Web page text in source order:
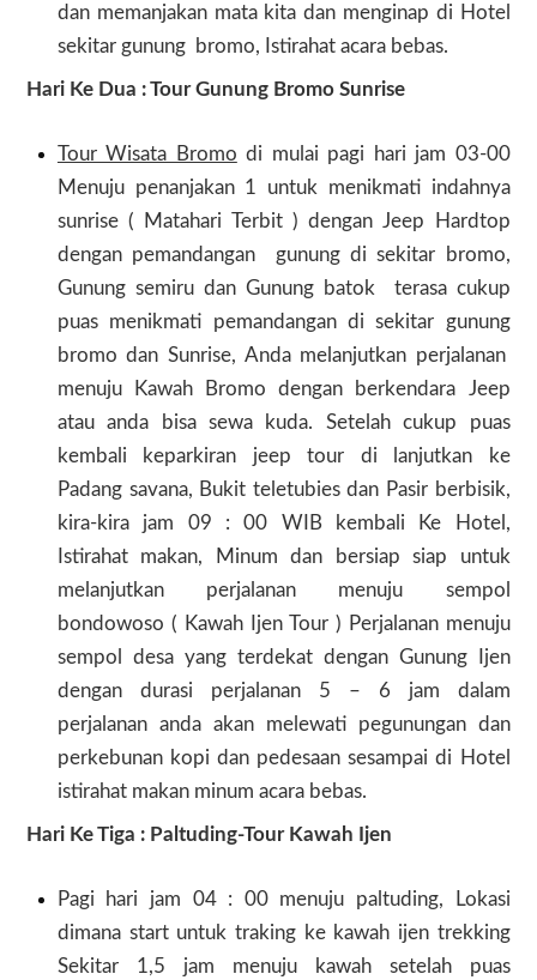
dan memanjakan mata kita dan menginap di Hotel
sekitar gunung bromo, Istirahat acara bebas.
Hari Ke Dua :Tour Gunung Bromo Sunrise
Tour Wisata Bromo di mulai pagi hari jam 03-00
Menuju penanjakan 1 untuk menikmati indahnya
sunrise ( Matahari Terbit ) dengan Jeep Hardtop
dengan pemandangan gunung di sekitar bromo,
Gunung semiru dan Gunung batok terasa cukup
puas menikmati pemandangan di sekitar gunung
bromo dan Sunrise, Anda melanjutkan perjalanan
menuju
Kawah Bromo dengan berkendara Jeep
atau anda bisa sewa kuda. Setelah cukup puas
kembali keparkiran jeep tour di lanjutkan ke
Padang savana, Bukit teletubies dan Pasir berbisik,
kira-kira jam 09 : 00 WIB kembali Ke Hotel,
Istirahat makan, Minum dan bersiap siap untuk
melanjutkan perjalanan menuju sempol
bondowoso ( Kawah Ijen Tour ) Perjalanan menuju
sempol desa yang terdekat dengan Gunung Ijen
dengan durasi perjalanan 5 – 6 jam dalam
perjalanan anda akan melewati pegunungan dan
perkebunan kopi dan pedesaan sesampai di Hotel
istirahat makan minum acara bebas.
Hari Ke Tiga : Paltuding-Tour Kawah Ijen
Pagi hari jam 04 : 00 menuju paltuding, Lokasi
dimana start untuk traking ke kawah ijen trekking
Sekitar 1,5 jam menuju kawah setelah puas